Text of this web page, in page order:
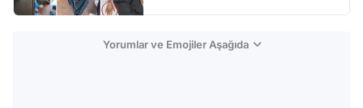
Yorumlar ve Emojiler Aşağıda